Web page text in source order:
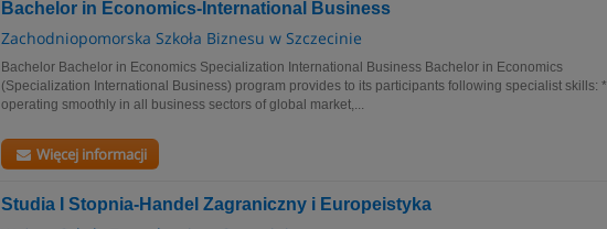
Bachelor in Economics-International Business
Zachodniopomorska Szkoła Biznesu w Szczecinie
Bachelor Bachelor in Economics Specialization International Business Bachelor in Economics
(Specialization International Business) program provides to its participants following specialist skills: *
operating smoothly in all business sectors of global market,...
Więcej informacji
Studia I Stopnia-Handel Zagraniczny i Europeistyka